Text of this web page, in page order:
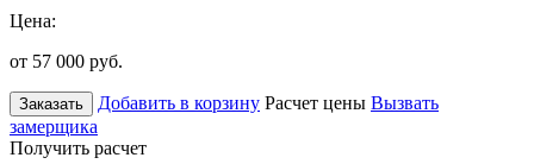
Цена:
от 57 000 руб.
Заказать Добавить в корзину Расчет цены Вызвать
замерщика
Получить расчет